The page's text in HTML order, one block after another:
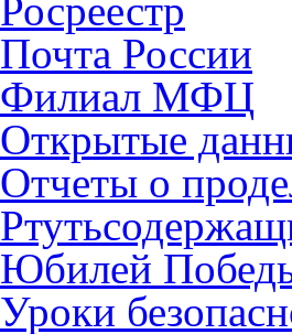
Росреестр
Почта России
Филиал МФЦ
Открытые
Отчеты о
Юбилей
Уроки